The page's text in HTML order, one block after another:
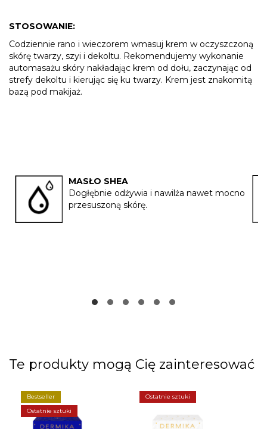
STOSOWANIE:
Codziennie rano i wieczorem wmasuj krem w oczyszczoną
skórę twarzy, szyi i dekoltu. Rekomendujemy wykonanie
automasażu skóry nakładając krem od dołu, zaczynając od
strefy dekoltu i kierując się ku twarzy. Krem jest znakomitą
bazą pod makijaż.
MASŁO SHEA
Dogłębnie odżywia i nawilża nawet mocno
przesuszoną skórę.
Te produkty mogą Cię zainteresować
Bestseller
Ostatnie sztuki
Ostatnie sztuki